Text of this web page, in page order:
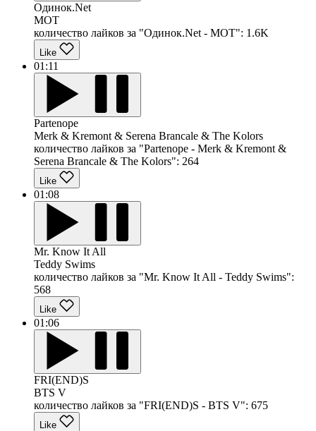
Одинок.Net
MOT
количество лайков за "Одинок.Net - MOT": 1.6K
Like
01:11
Partenope
Merk & Kremont & Serena Brancale & The Kolors
количество лайков за "Partenope - Merk & Kremont &
Serena Brancale & The Kolors": 264
Like
01:08
Mr. Know It All
Teddy Swims
количество лайков за "Mr. Know It All - Teddy Swims":
568
Like
01:06
FRI(END)S
BTS V
количество лайков за "FRI(END)S - BTS V": 675
Like